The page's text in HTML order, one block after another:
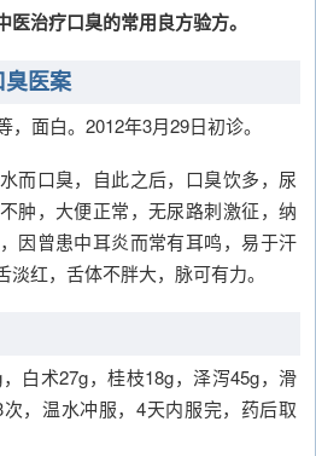
治疗口臭的常用良方验方。
臭医案
面白。2012年3月29日初诊。
而口臭，自此之后，口臭饮多，尿
肿，大便正常，无尿路刺激征，纳
因曾患中耳炎而常有耳鸣，易于汗
红，舌体不胖大，脉可有力。
白术27g，桂枝18g，泽泻45g，滑
，温水冲服，4天内服完，药后取